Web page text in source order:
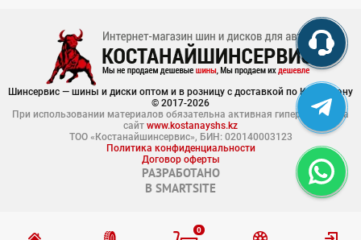
0
Шинсервис — шины и диски оптом и в розницу с доставкой по Казахстану
© 2017-2026
При использовании материалов обязательна активная гиперссылка на
сайт www.kostanayshs.kz
ТОО «Костанайшинсервис», БИН: 020140003123
Политика конфиденциальности
Договор оферты
РАЗРАБОТАНО
В SMARTSITE